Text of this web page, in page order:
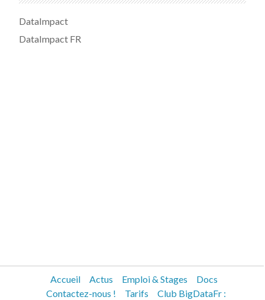
DataImpact
DataImpact FR
Accueil Actus Emploi & Stages
Docs
Contactez-nous !
Tarifs Club BigDataFr :